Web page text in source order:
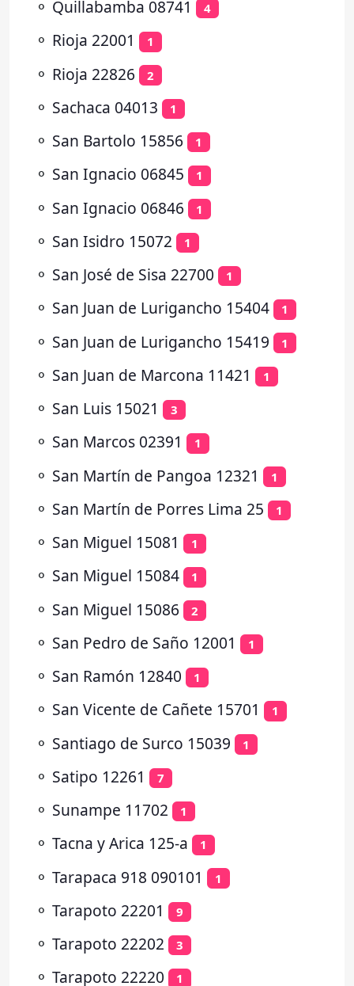
⚬ Quillabamba 08741 4
⚬ Rioja 22001 1
⚬ Rioja 22826 2
⚬ Sachaca 04013 1
⚬ San Bartolo 15856 1
⚬ San Ignacio 06845 1
⚬ San Ignacio 06846 1
⚬ San Isidro 15072 1
⚬ San José de Sisa 22700 1
⚬ San Juan de Lurigancho 15404 1
⚬ San Juan de Lurigancho 15419 1
⚬ San Juan de Marcona 11421 1
⚬ San Luis 15021 3
⚬ San Marcos 02391 1
⚬ San Martín de Pangoa 12321 1
⚬ San Martín de Porres Lima 25 1
⚬ San Miguel 15081 1
⚬ San Miguel 15084 1
⚬ San Miguel 15086 2
⚬ San Pedro de Saño 12001 1
⚬ San Ramón 12840 1
⚬ San Vicente de Cañete 15701 1
⚬ Santiago de Surco 15039 1
⚬ Satipo 12261 7
⚬ Sunampe 11702 1
⚬ Tacna y Arica 125-a 1
⚬ Tarapaca 918 090101 1
⚬ Tarapoto 22201 9
⚬ Tarapoto 22202 3
⚬ Tarapoto 22220 1